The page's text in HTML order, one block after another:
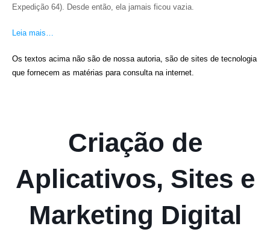
Expedição 64). Desde então, ela jamais ficou vazia.
Leia mais…
Os textos acima não são de nossa autoria, são de sites de tecnologia
que fornecem as matérias para consulta na internet.
Criação de
Aplicativos, Sites e
Marketing Digital